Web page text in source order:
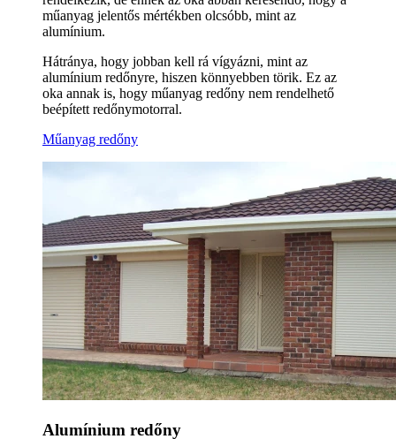
műanyag jelentős mértékben olcsóbb, mint az
alumínium.
Hátránya, hogy jobban kell rá vígyázni, mint az
alumínium redőnyre, hiszen könnyebben törik. Ez az
oka annak is, hogy műanyag redőny nem rendelhető
beépített redőnymotorral.
Műanyag redőny
Alumínium redőny